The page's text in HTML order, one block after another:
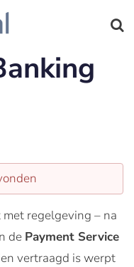
regelgeving – na
de Payment Service
vertraagd is werpt